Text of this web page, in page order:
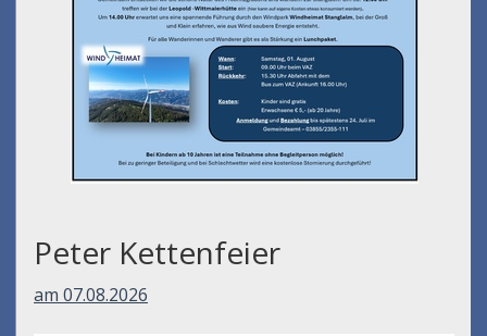
Peter Kettenfeier
am 07.08.2026